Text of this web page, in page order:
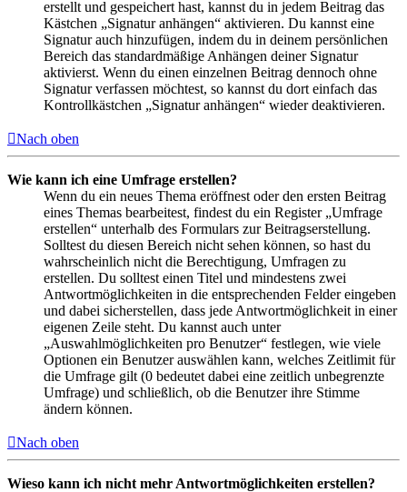
erstellt und gespeichert hast, kannst du in jedem Beitrag das
Kästchen „Signatur anhängen“ aktivieren. Du kannst eine
Signatur auch hinzufügen, indem du in deinem persönlichen
Bereich das standardmäßige Anhängen deiner Signatur
aktivierst. Wenn du einen einzelnen Beitrag dennoch ohne
Signatur verfassen möchtest, so kannst du dort einfach das
Kontrollkästchen „Signatur anhängen“ wieder deaktivieren.
Nach oben
Wie kann ich eine Umfrage erstellen?
Wenn du ein neues Thema eröffnest oder den ersten Beitrag
eines Themas bearbeitest, findest du ein Register „Umfrage
erstellen“ unterhalb des Formulars zur Beitragserstellung.
Solltest du diesen Bereich nicht sehen können, so hast du
wahrscheinlich nicht die Berechtigung, Umfragen zu
erstellen. Du solltest einen Titel und mindestens zwei
Antwortmöglichkeiten in die entsprechenden Felder eingeben
und dabei sicherstellen, dass jede Antwortmöglichkeit in einer
eigenen Zeile steht. Du kannst auch unter
„Auswahlmöglichkeiten pro Benutzer“ festlegen, wie viele
Optionen ein Benutzer auswählen kann, welches Zeitlimit für
die Umfrage gilt (0 bedeutet dabei eine zeitlich unbegrenzte
Umfrage) und schließlich, ob die Benutzer ihre Stimme
ändern können.
Nach oben
Wieso kann ich nicht mehr Antwortmöglichkeiten erstellen?